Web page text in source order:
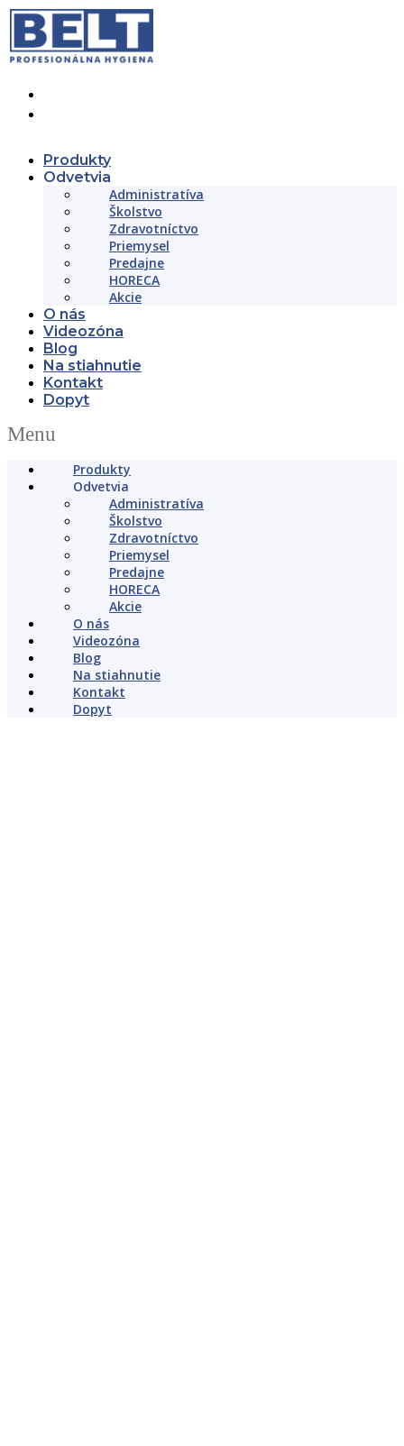
Produkty
Odvetvia
Administratíva
Školstvo
Zdravotníctvo
Priemysel
Predajne
HORECA
Akcie
O nás
Videozóna
Blog
Na stiahnutie
Kontakt
Dopyt
Menu
Produkty
Odvetvia
Administratíva
Školstvo
Zdravotníctvo
Priemysel
Predajne
HORECA
Akcie
O nás
Videozóna
Blog
Na stiahnutie
Kontakt
Dopyt